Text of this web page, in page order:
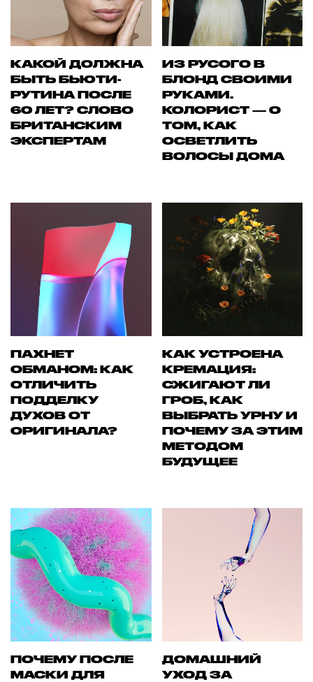
КАКОЙ ДОЛЖНА
БЫТЬ БЬЮТИ-
РУТИНА ПОСЛЕ
60 ЛЕТ? СЛОВО
БРИТАНСКИМ
ЭКСПЕРТАМ
ИЗ РУСОГО В
БЛОНД СВОИМИ
РУКАМИ.
КОЛОРИСТ — О
ТОМ, КАК
ОСВЕТЛИТЬ
ВОЛОСЫ ДОМА
ПАХНЕТ
ОБМАНОМ: КАК
ОТЛИЧИТЬ
ПОДДЕЛКУ
ДУХОВ ОТ
ОРИГИНАЛА?
КАК УСТРОЕНА
КРЕМАЦИЯ:
СЖИГАЮТ ЛИ
ГРОБ, КАК
ВЫБРАТЬ УРНУ И
ПОЧЕМУ ЗА ЭТИМ
МЕТОДОМ
БУДУЩЕЕ
ПОЧЕМУ ПОСЛЕ
МАСКИ ДЛЯ
ДОМАШНИЙ
УХОД ЗА